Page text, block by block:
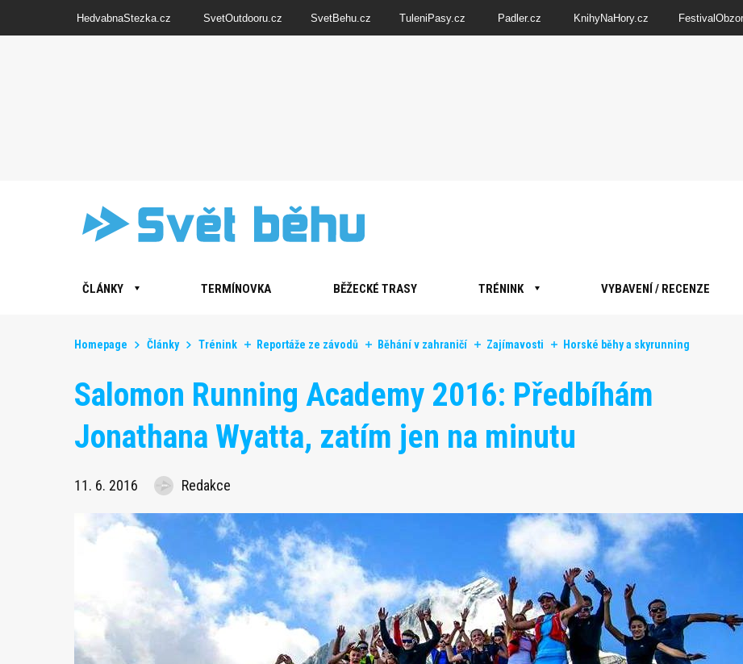
HedvabnaStezka.cz SvetOutdooru.cz SvetBehu.cz TuleniPasy.cz Padler.cz KnihyNaHory.cz
ČLÁNKY TERMÍNOVKA BĚŽECKÉ TRASY TRÉNINK VYBAVENÍ / RECENZE
Homepage Články Trénink Reportáže ze závodů Běhání v zahraničí Zajímavosti Horské běhy a skyrunning
Salomon Running Academy 2016: Předbíhám
Jonathana Wyatta, zatím jen na minutu
11. 6. 2016 Redakce